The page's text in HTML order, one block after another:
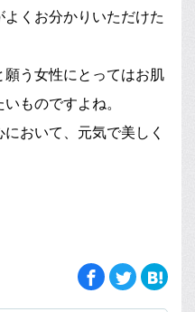
くお分かりいただけた
う女性にとってはお肌
ものですよね。
おいて、元気で美しく